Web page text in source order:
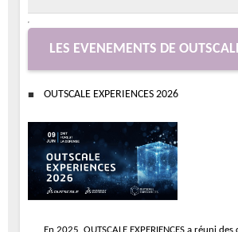
LES EVENEMENTS DE
OUTSCALE EXPERIENCES 2026
En 2025, OUTSCALE EXPERIENCES a réuni